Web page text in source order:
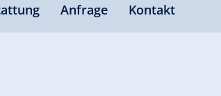
Anfrage Kontakt